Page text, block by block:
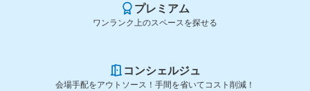
プレミアム
ワンランク上のスペースを探せる
コンシェルジュ
会場手配をアウトソース！手間を省いてコスト削減！